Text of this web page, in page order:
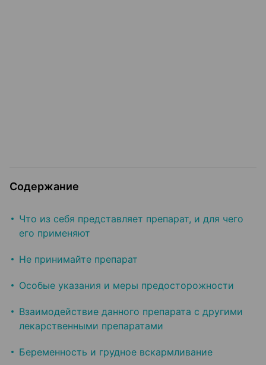
Содержание
Что из себя представляет препарат, и для чего
его применяют
Не принимайте препарат
Особые указания и меры предосторожности
Взаимодействие данного препарата с другими
лекарственными препаратами
Беременность и грудное вскармливание